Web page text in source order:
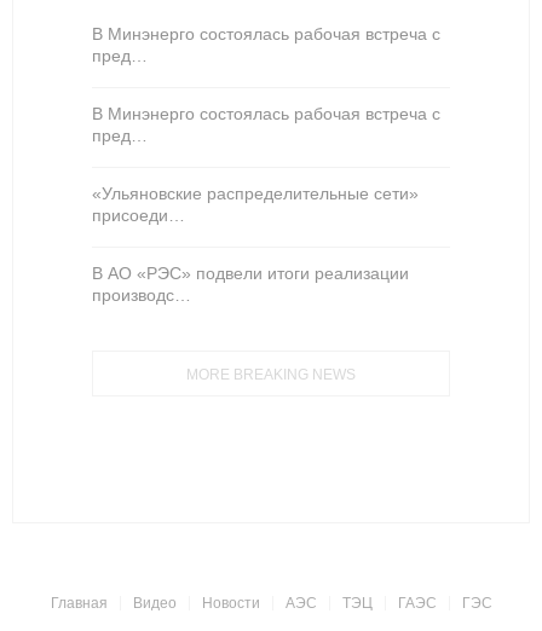
В Минэнерго состоялась рабочая встреча с
пред…
В Минэнерго состоялась рабочая встреча с
пред…
«Ульяновские распределительные сети»
присоеди…
В АО «РЭС» подвели итоги реализации
производс…
MORE BREAKING NEWS
Главная Видео Новости АЭС ТЭЦ ГАЭС ГЭС